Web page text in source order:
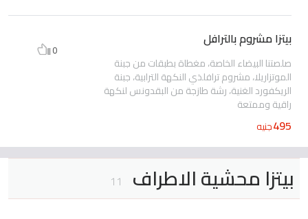
بيتزا مشروم بالترافل
صلصتنا البيضاء الخاصة، مغطاة بطبقات من جبنة
الموتزاريلا، مشروم ترافلذي النكهة الترابية، جبنة
الريكفورد الغنية، رشة طازجة من البقدونس لنكهة
راقية وممتعة
495جنيه
0
بيتزا محشية الاطراف 11